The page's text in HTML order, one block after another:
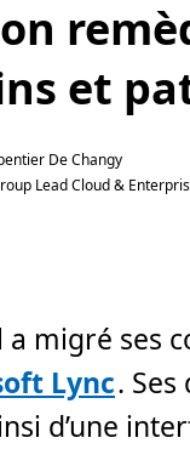
et
De Changy
Lead Cloud &
a migré ses
Lync.
d’une